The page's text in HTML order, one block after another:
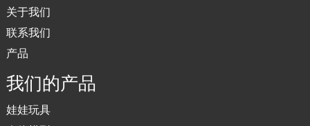
关于我们
联系我们
产品
我们的产品
娃娃玩具